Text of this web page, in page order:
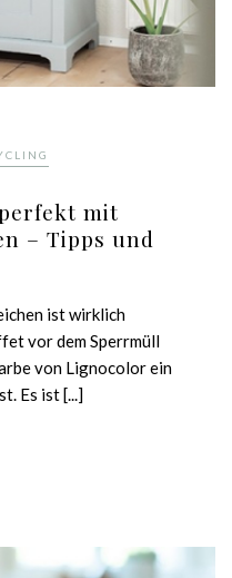
mit
– Tipps und
ist wirklich
vor dem Sperrmüll
von Lignocolor ein
Es ist [...]